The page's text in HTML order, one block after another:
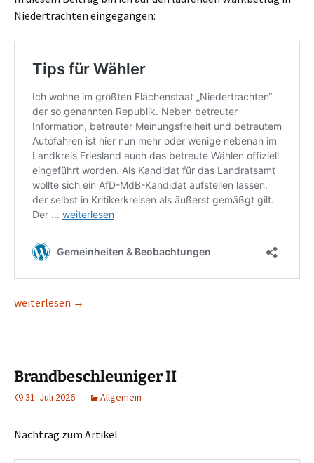
Niedertrachten eingegangen:
Tips für Wähler II
weiterlesen →
Brandbeschleuniger II
31. Juli 2026 Allgemein
Nachtrag zum Artikel